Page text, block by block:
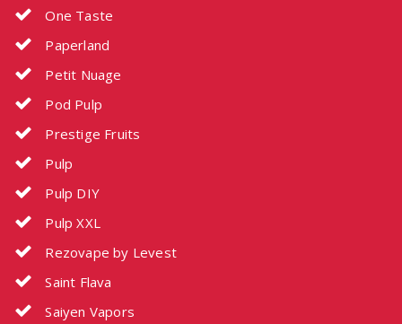
One Taste
Paperland
Petit Nuage
Pod Pulp
Prestige Fruits
Pulp
Pulp DIY
Pulp XXL
Rezovape by Levest
Saint Flava
Saiyen Vapors